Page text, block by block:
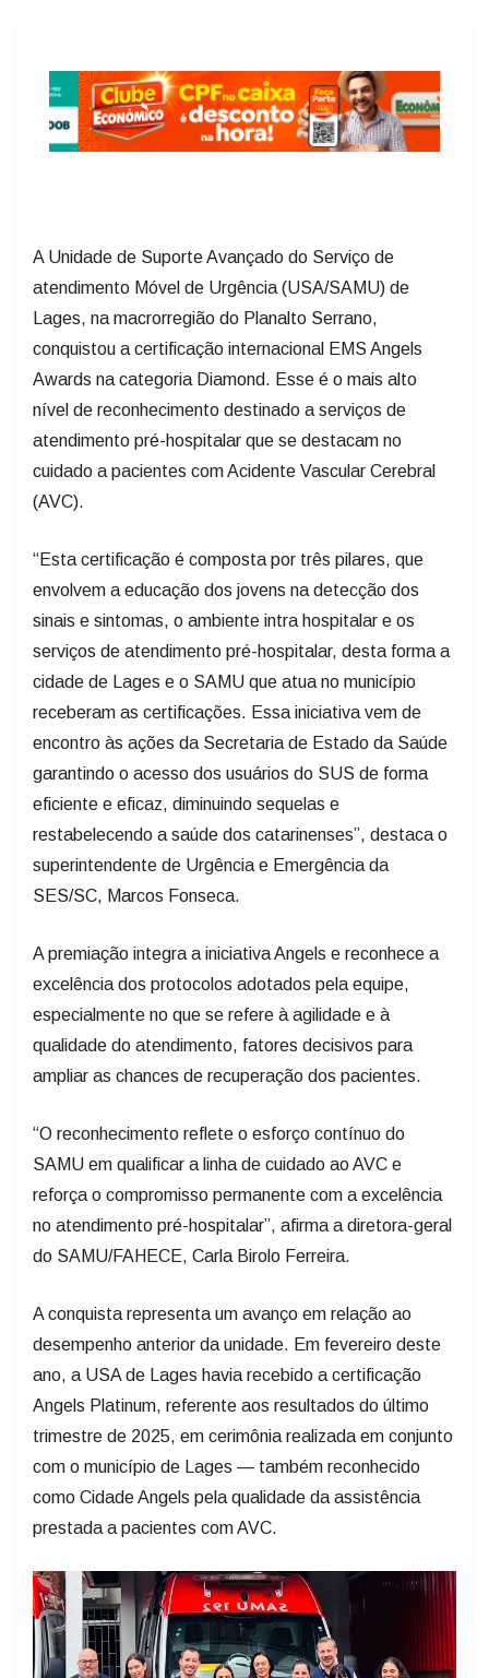
A Unidade de Suporte Avançado do Serviço de
atendimento Móvel de Urgência (USA/SAMU) de
Lages, na macrorregião do Planalto Serrano,
conquistou a certificação internacional EMS Angels
Awards na categoria Diamond. Esse é o mais alto
nível de reconhecimento destinado a serviços de
atendimento pré-hospitalar que se destacam no
cuidado a pacientes com Acidente Vascular Cerebral
(AVC).
“Esta certificação é composta por três pilares, que
envolvem a educação dos jovens na detecção dos
sinais e sintomas, o ambiente intra hospitalar e os
serviços de atendimento pré-hospitalar, desta forma a
cidade de Lages e o SAMU que atua no município
receberam as certificações. Essa iniciativa vem de
encontro às ações da Secretaria de Estado da Saúde
garantindo o acesso dos usuários do SUS de forma
eficiente e eficaz, diminuindo sequelas e
restabelecendo a saúde dos catarinenses”, destaca o
superintendente de Urgência e Emergência da
SES/SC, Marcos Fonseca.
A premiação integra a iniciativa Angels e reconhece a
excelência dos protocolos adotados pela equipe,
especialmente no que se refere à agilidade e à
qualidade do atendimento, fatores decisivos para
ampliar as chances de recuperação dos pacientes.
“O reconhecimento reflete o esforço contínuo do
SAMU em qualificar a linha de cuidado ao AVC e
reforça o compromisso permanente com a excelência
no atendimento pré-hospitalar”, afirma a diretora-geral
do SAMU/FAHECE, Carla Birolo Ferreira.
A conquista representa um avanço em relação ao
desempenho anterior da unidade. Em fevereiro deste
ano, a USA de Lages havia recebido a certificação
Angels Platinum, referente aos resultados do último
trimestre de 2025, em cerimônia realizada em conjunto
com o município de Lages — também reconhecido
como Cidade Angels pela qualidade da assistência
prestada a pacientes com AVC.